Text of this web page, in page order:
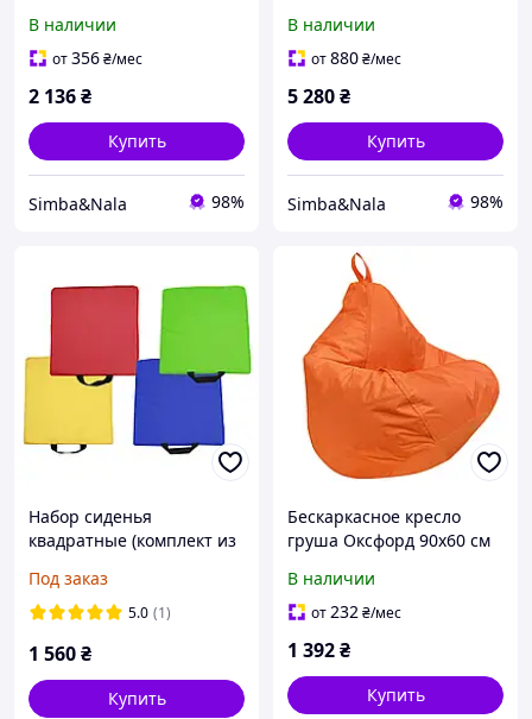
В наличии
от356₴/мес
2 136₴
Купить
Simba&Nala 98%
В наличии
от880₴/мес
5 280₴
Купить
Simba&Nala 98%
Набор сиденья
квадратные (комплект из
Под заказ
5.0 (1)
1 560₴
Купить
Бескаркасное кресло
груша Оксфорд 90x60 см
В наличии
от232₴/мес
1 392₴
Купить